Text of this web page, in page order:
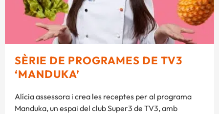
SÈRIE DE PROGRAMES DE TV3
‘MANDUKA’
Alícia assessora i crea les receptes per al programa
Manduka, un espai del club Super3 de TV3, amb